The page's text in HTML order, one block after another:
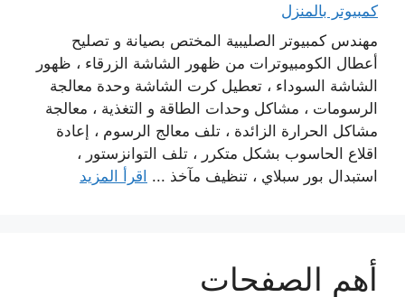
كمبيوتر بالمنزل
مهندس كمبيوتر الصليبية المختص بصيانة و تصليح
أعطال الكومبيوترات من ظهور الشاشة الزرقاء ، ظهور
الشاشة السوداء ، تعطيل كرت الشاشة وحدة معالجة
الرسومات ، مشاكل وحدات الطاقة و التغذية ، معالجة
مشاكل الحرارة الزائدة ، تلف معالج الرسوم ، إعادة
اقلاع الحاسوب بشكل متكرر ، تلف التوانزستور ،
استبدال بور سبلاي ، تنظيف مآخذ ... اقرأ المزيد
أهم الصفحات